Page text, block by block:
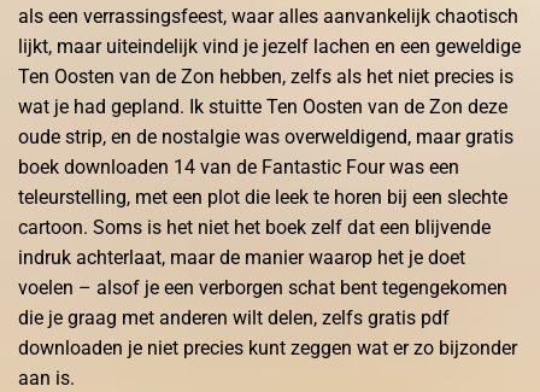
als een verrassingsfeest, waar alles aanvankelijk chaotisch
lijkt, maar uiteindelijk vind je jezelf lachen en een geweldige
Ten Oosten van de Zon hebben, zelfs als het niet precies is
wat je had gepland. Ik stuitte Ten Oosten van de Zon deze
oude strip, en de nostalgie was overweldigend, maar gratis
boek downloaden 14 van de Fantastic Four was een
teleurstelling, met een plot die leek te horen bij een slechte
cartoon. Soms is het niet het boek zelf dat een blijvende
indruk achterlaat, maar de manier waarop het je doet
voelen – alsof je een verborgen schat bent tegengekomen
die je graag met anderen wilt delen, zelfs gratis pdf
downloaden je niet precies kunt zeggen wat er zo bijzonder
aan is.